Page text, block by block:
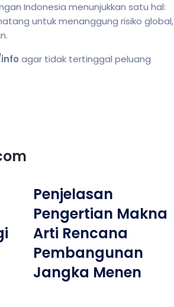
Indonesia menunjukkan satu hal:
untuk menanggung risiko global,
agar tidak tertinggal peluang
Penjelasan
Pengertian Makna
Arti Rencana
Pembangunan
Jangka Menen